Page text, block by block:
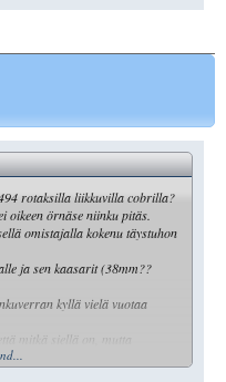
rotaksilla liikkuvilla cobrilla?
oikeen örnäse niinku pitäs.
omistajalla kokenu täystuhon
ja sen kaasarit (38mm??
kyllä vielä vuotaa
mitkä siellä on, mutta
ja 310.(mag). neulat on